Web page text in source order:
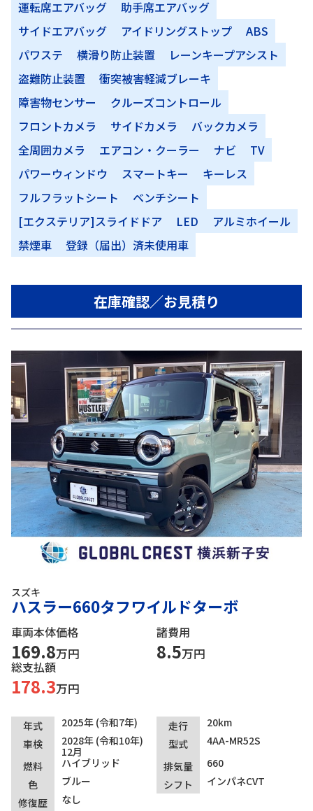
運転席エアバッグ
助手席エアバッグ
サイドエアバッグ
アイドリングストップ
ABS
パワステ
横滑り防止装置
レーンキープアシスト
盗難防止装置
衝突被害軽減ブレーキ
障害物センサー
クルーズコントロール
フロントカメラ
サイドカメラ
バックカメラ
全周囲カメラ
エアコン・クーラー ナビ
TV
パワーウィンドウ
スマートキー
キーレス
フルフラットシート
ベンチシート
[エクステリア]スライドドア
LED
アルミホイール
禁煙車
登録（届出）済未使用車
在庫確認／お見積り
スズキ
ハスラー660タフワイルドターボ
車両本体価格
169.8万円
諸費用
8.5万円
総支払額
178.3万円
年式 2025年 (令和7年) 走行
20km
車検
2028年 (令和10年)
12月
型式
4AA-MR52S
燃料
ハイブリッド 排気量
660
色
ブルー シフト
インパネCVT
修復歴
なし